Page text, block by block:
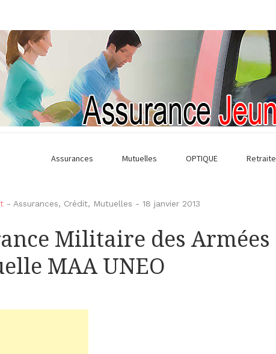
Assurances Mutuelles OPTIQUE Retraite
- Assurances, Crédit, Mutuelles - 18 janvier 2013
Militaire des Armées
MAA UNEO